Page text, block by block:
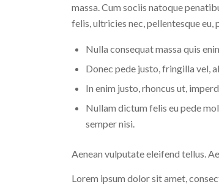
massa. Cum sociis natoque
felis, ultricies nec, pellentesque eu,
Nulla consequat massa quis
Donec pede justo, fringilla vel,
In enim justo, rhoncus ut,
Nullam dictum felis eu pede
semper nisi.
Aenean vulputate eleifend tellus.
Lorem ipsum dolor sit amet,